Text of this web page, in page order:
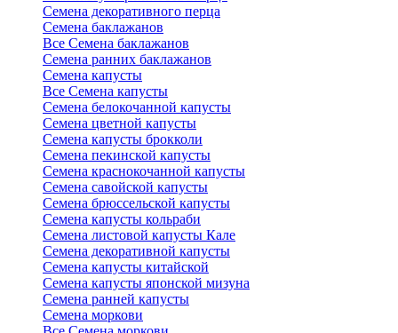
Семена декоративного перца
Семена баклажанов
Все Семена баклажанов
Семена ранних баклажанов
Семена капусты
Все Семена капусты
Семена белокочанной капусты
Семена цветной капусты
Семена капусты брокколи
Семена пекинской капусты
Семена краснокочанной капусты
Семена савойской капусты
Семена брюссельской капусты
Семена капусты кольраби
Семена листовой капусты Кале
Семена декоративной капусты
Семена капусты китайской
Семена капусты японской мизуна
Семена ранней капусты
Семена моркови